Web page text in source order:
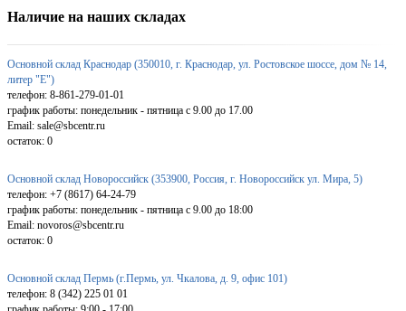
Наличие на наших складах
Основной склад Краснодар (350010, г. Краснодар, ул. Ростовское шоссе, дом № 14,
литер "Е")
телефон: 8-861-279-01-01
график работы: понедельник - пятница с 9.00 до 17.00
Email: sale@sbcentr.ru
остаток: 0
Основной склад Новороссийск (353900, Россия, г. Новороссийск ул. Мира, 5)
телефон: +7 (8617) 64-24-79
график работы: понедельник - пятница с 9.00 до 18:00
Email: novoros@sbcentr.ru
остаток: 0
Основной склад Пермь (г.Пермь, ул. Чкалова, д. 9, офис 101)
телефон: 8 (342) 225 01 01